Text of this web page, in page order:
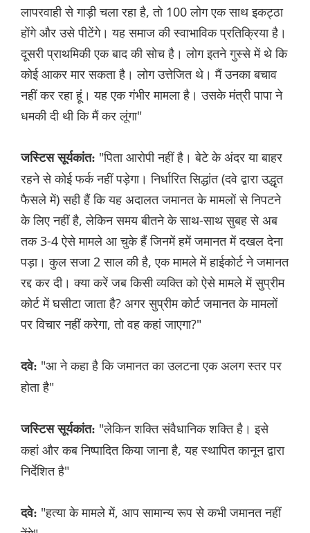
लापरवाही से गाड़ी चला रहा है, तो 100 लोग एक साथ इकट्ठा
होंगे और उसे पीटेंगे। यह समाज की स्वाभाविक प्रतिक्रिया है।
दूसरी प्राथमिकी एक बाद की सोच है। लोग इतने गुस्से में थे कि
कोई आकर मार सकता है। लोग उत्तेजित थे। मैं उनका बचाव
नहीं कर रहा हूं। यह एक गंभीर मामला है। उसके मंत्री पापा ने
धमकी दी थी कि मैं कर लूंगा"
जस्टिस सूर्यकांत: "पिता आरोपी नहीं है। बेटे के अंदर या बाहर
रहने से कोई फर्क नहीं पड़ेगा। निर्धारित सिद्धांत (दवे द्वारा उद्धृत
फैसले में) सही हैं कि यह अदालत जमानत के मामलों से निपटने
के लिए नहीं है, लेकिन समय बीतने के साथ-साथ सुबह से अब
तक 3-4 ऐसे मामले आ चुके हैं जिनमें हमें जमानत में दखल देना
पड़ा। कुल सजा 2 साल की है, एक मामले में हाईकोर्ट ने जमानत
रद्द कर दी। क्या करें जब किसी व्यक्ति को ऐसे मामले में सुप्रीम
कोर्ट में घसीटा जाता है? अगर सुप्रीम कोर्ट जमानत के मामलों
पर विचार नहीं करेगा, तो वह कहां जाएगा?"
दवे: "आ ने कहा है कि जमानत का उलटना एक अलग स्तर पर
होता है"
जस्टिस सूर्यकांत: "लेकिन शक्ति संवैधानिक शक्ति है। इसे
कहां और कब निष्पादित किया जाना है, यह स्थापित कानून द्वारा
निर्देशित है"
दवे: "हत्या के मामले में, आप सामान्य रूप से कभी जमानत नहीं